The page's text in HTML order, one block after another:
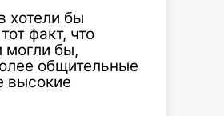
хотели бы
факт, что
бы,
общительные
высокие